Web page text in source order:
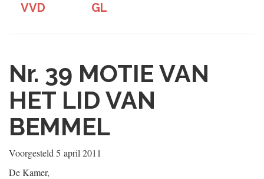
VVD
GL
Nr. 39 MOTIE VAN
HET LID VAN
BEMMEL
Voorgesteld 5 april 2011
De Kamer,